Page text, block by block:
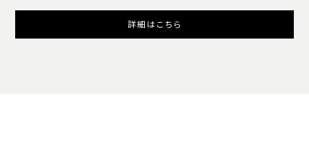
詳細はこちら